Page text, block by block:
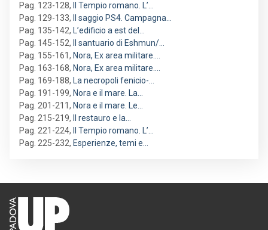
Pag. 123-128,
Il Tempio romano. L’…
Pag. 129-133,
Il saggio PS4. Campagna…
Pag. 135-142, L’edificio a est del…
Pag. 145-152,
Il santuario di Eshmun/…
Pag. 155-161, Nora, Ex area militare.…
Pag. 163-168, Nora, Ex area militare.…
Pag. 169-188, La necropoli fenicio-…
Pag. 191-199, Nora e il mare. La…
Pag. 201-211, Nora e il mare. Le…
Pag. 215-219,
Il restauro e la…
Pag. 221-224,
Il Tempio romano. L’…
Pag. 225-232, Esperienze, temi e…